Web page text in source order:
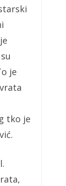
je
tko je